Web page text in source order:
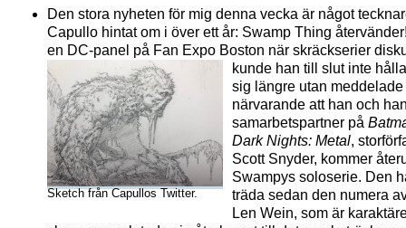
Den stora nyheten för mig denna vecka är något
Capullo hintat om i över ett år: Swamp Thing
en DC-panel på Fan Expo Boston när skräckserier
kunde han till slut inte hålla
Sketch från Capullos Twitter.
sig längre utan meddelade
närvarande att han och
samarbetspartner på
Dark Nights: Metal,
Scott Snyder, kommer
Swampys soloserie. Den
träda sedan den numera
Len Wein, som är